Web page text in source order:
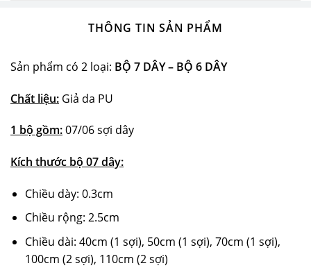
THÔNG TIN SẢN PHẨM
Sản phẩm có 2 loại: BỘ 7 DÂY – BỘ 6 DÂY
Chất liệu: Giả da PU
1 bộ gồm:07/06 sợi dây
Kích thước bộ 07 dây:
Chiều dày: 0.3cm
Chiều rộng: 2.5cm
Chiều dài: 40cm (1 sợi), 50cm (1 sợi), 70cm (1 sợi),
100cm (2 sợi), 110cm (2 sợi)